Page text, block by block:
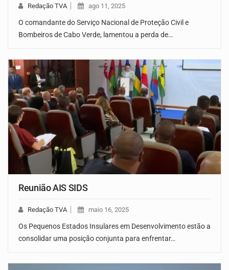
Redação TVA ago 11, 2025
O comandante do Serviço Nacional de Proteção Civil e
Bombeiros de Cabo Verde, lamentou a perda de…
Reunião AIS SIDS
Redação TVA maio 16, 2025
Os Pequenos Estados Insulares em Desenvolvimento estão a
consolidar uma posição conjunta para enfrentar…